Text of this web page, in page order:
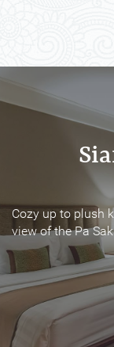
Cozy up to plush
view of the Pa
Cozy up to plush
view of the Pa